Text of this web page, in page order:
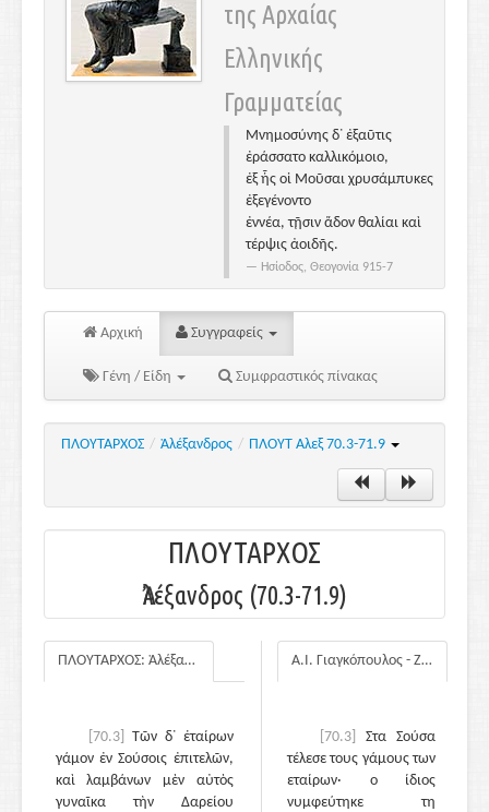
της Αρχαίας
Ελληνικής
Γραμματείας
Μνημοσύνης δ᾽ ἐξαῦτις
ἐράσσατο καλλικόμοιο,
ἐξ ἧς οἱ Μοῦσαι χρυσάμπυκες
ἐξεγένοντο
ἐννέα, τῇσιν ἅδον θαλίαι καὶ
τέρψις ἀοιδῆς.
Ησίοδος, Θεογονία 915-7
Αρχική Συγγραφείς
Γένη / Είδη Συμφραστικός πίνακας
ΠΛΟΥΤΑΡΧΟΣ / Ἀλέξανδρος / ΠΛΟΥΤ Αλεξ 70.3-71.9
ΠΛΟΥΤΑΡΧΟΣ
Ἀλέξανδρος (70.3-71.9)
ΠΛΟΥΤΑΡΧΟΣ: Ἀλέξανδρος
[70.3]
Τῶν δ᾽ ἑταίρων
γάμον ἐν Σούσοις ἐπιτελῶν,
καὶ λαμβάνων μὲν αὐτὸς
γυναῖκα τὴν Δαρείου
Α.Ι. Γιαγκόπουλος - Ζ.Ε. Μαλαθούνη
[70.3]
Στα Σούσα
τέλεσε τους γάμους των
εταίρων· ο ίδιος
νυμφεύτηκε τη